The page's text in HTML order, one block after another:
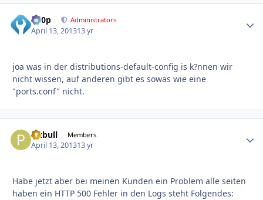
d00p Administrators
April 13, 201313 yr
joa was in der distributions-default-config is k?nnen wir
nicht wissen, auf anderen gibt es sowas wie eine
"ports.conf" nicht.
Pitbull Members
April 13, 201313 yr
Habe jetzt aber bei meinen Kunden ein Problem alle seiten
haben ein HTTP 500 Fehler in den Logs steht Folgendes: